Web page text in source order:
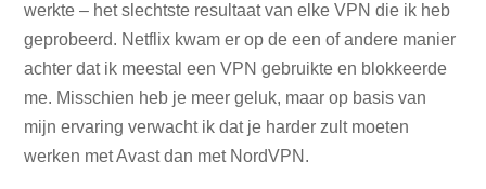
werkte – het slechtste resultaat van elke VPN die ik heb
geprobeerd. Netflix kwam er op de een of andere manier
achter dat ik meestal een VPN gebruikte en blokkeerde
me. Misschien heb je meer geluk, maar op basis van
mijn ervaring verwacht ik dat je harder zult moeten
werken met Avast dan met NordVPN.